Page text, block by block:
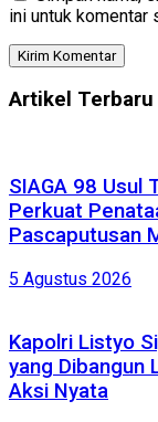
ini untuk komentar
Artikel Terbaru
SIAGA 98 Usul
Perkuat
Pascaputusan
5 Agustus 2026
Kapolri Listyo
yang Dibangun
Aksi Nyata